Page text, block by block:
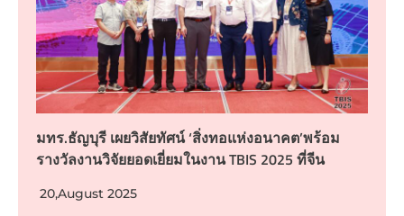
มทร.ธัญบุรี เผยวิสัยทัศน์ ‘สิ่งทอแห่งอนาคต’พร้อม
รางวัลงานวิจัยยอดเยี่ยมในงาน TBIS 2025 ที่จีน
20,August 2025